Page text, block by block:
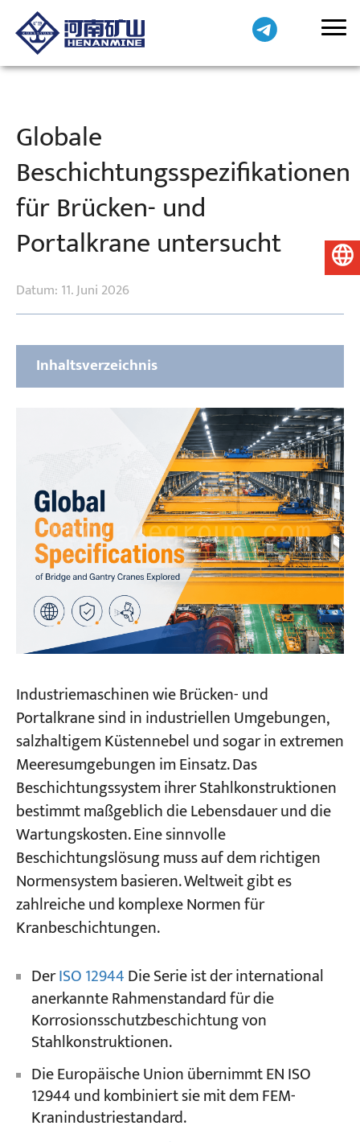
Projekte
Blogs
Nachrichten
Bewerbungen
Über uns
Globale
Beschichtungsspezifikationen
für Brücken- und
Portalkrane untersucht
Datum: 11. Juni 2026
Inhaltsverzeichnis
Krane: Ein umfassender Überblick über
ISO-Normensystem (ISO 12944-8:2017)
Chinesische Normen (GB/T 37400.12-2019
und JT/T 733-2021)
Nordamerikanisches SSPC/NACE/ASME-
Beschichtungssystem
Japanischer Standard (JIS K 5600, JIS K 5551,
JIS K 5659)
Maßgeschneiderte
Kranbeschichtungslösungen von
KUANGSHAN CRANE
Häufig gestellte Fragen
Welcher Kranbeschichtungsstandard wird am
häufigsten für internationale Projekte
verwendet?
Ist die Einhaltung lokaler
Beschichtungsstandards bei exportierten
Kranprojekten zwingend erforderlich?
Ist nach Verlassen des Werks durch einen
Kran eine Nachbearbeitung vor Ort
erforderlich?
Industriemaschinen wie Brücken- und
Portalkrane sind in industriellen Umgebungen,
salzhaltigem Küstennebel und sogar in extremen
Meeresumgebungen im Einsatz. Das
Beschichtungssystem ihrer Stahlkonstruktionen
bestimmt maßgeblich die Lebensdauer und die
Wartungskosten. Eine sinnvolle
Beschichtungslösung muss auf dem richtigen
Normensystem basieren. Weltweit gibt es
zahlreiche und komplexe Normen für
Kranbeschichtungen.
DerISO 12944Die Serie ist der international
anerkannte Rahmenstandard für die
Korrosionsschutzbeschichtung von
Stahlkonstruktionen.
Die Europäische Union übernimmt EN ISO
12944 und kombiniert sie mit dem FEM-
Kranindustriestandard.
Deutsch